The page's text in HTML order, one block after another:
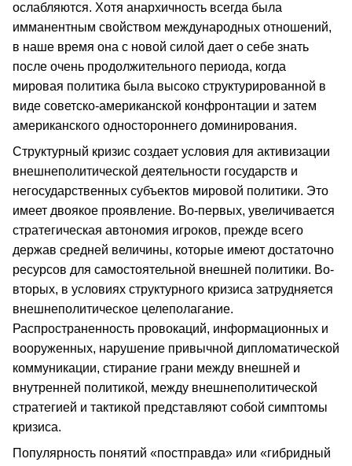
ослабляются. Хотя анархичность всегда была
имманентным свойством международных отношений,
в наше время она с новой силой дает о себе знать
после очень продолжительного периода, когда
мировая политика была высоко структурированной в
виде советско-американской конфронтации и затем
американского одностороннего доминирования.
Структурный кризис создает условия для активизации
внешнеполитической деятельности государств и
негосударственных субъектов мировой политики. Это
имеет двоякое проявление. Во-первых, увеличивается
стратегическая автономия игроков, прежде всего
держав средней величины, которые имеют достаточно
ресурсов для самостоятельной внешней политики. Во-
вторых, в условиях структурного кризиса затрудняется
внешнеполитическое целеполагание.
Распространенность провокаций, информационных и
вооруженных, нарушение привычной дипломатической
коммуникации, стирание грани между внешней и
внутренней политикой, между внешнеполитической
стратегией и тактикой представляют собой симптомы
кризиса.
Популярность понятий «постправда» или «гибридный